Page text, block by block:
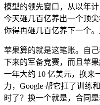
模型的领先窗口，从以年
今天砸几百亿养出一个顶
你得再砸几百亿养下一个
苹果算的就是这笔账。自
下来的军备竞赛，而且苹
一年大约 10 亿美元，换来
力，Google 帮它扛了训练
时了？换一个就是，合同